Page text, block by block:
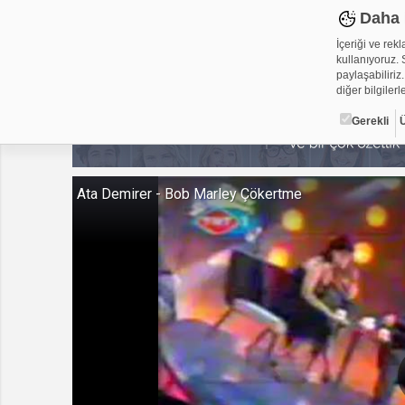
İçeriği ve
kullanıyoruz.
paylaşabiliriz.
diğer
Gerekli
Çerez
Çerezler,
metin
alanlar için
Gerekli
Üçüncü
Ata Demirer - Bob Marley Çökertme